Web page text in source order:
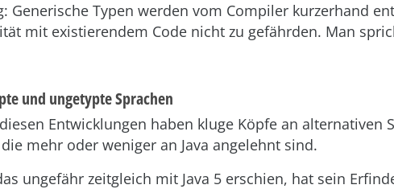
Generische Typen werden vom Compiler kurzerhand
mit existierendem Code nicht zu gefährden. Man
und ungetypte Sprachen
Entwicklungen haben kluge Köpfe an alternativen
mehr oder weniger an Java angelehnt sind.
ungefähr zeitgleich mit Java 5 erschien, hat sein